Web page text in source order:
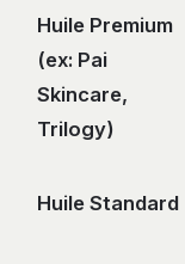
Huile Premium
(ex: Pai
Skincare,
Trilogy)
Huile Standard